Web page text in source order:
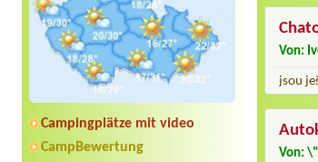
Campingplätze mit video
CampBewertung
Von:
jsou
Von: